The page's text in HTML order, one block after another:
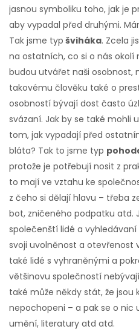
jasnou symboliku toho, jak je
aby vypadal před druhými.
Tak jsme typ šviháka. Zcela
na ostatních, co si o nás
budou utvářet naši osobnost,
takovému člověku také o
osobností bývají dost často
svázaní. Jak by se také mohli
tom, jak vypadají před
bláta? Tak to jsme typ
protože je potřebují nosit z
to mají ve vztahu ke
z čeho si dělají hlavu – třeba
bot, zničeného podpatku atd.
společenští lidé a
svoji uvolněnost a otevřenost
také lidé s vyhraněnými a
většinovu společností
také může někdy stát, že jsou
nepochopeni – a pak se o nic
umění, literatury atd atd.